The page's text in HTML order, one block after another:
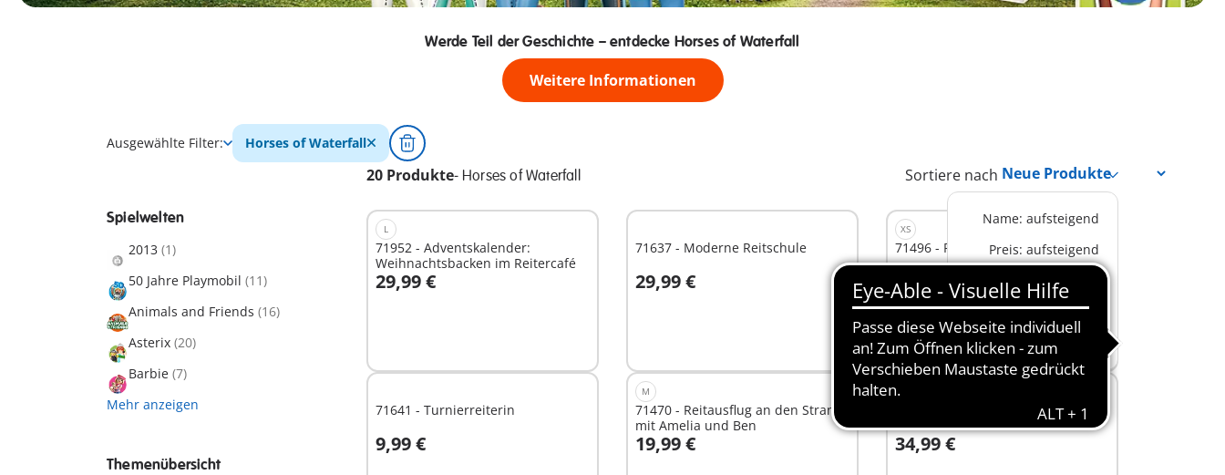
Werde Teil der Geschichte – entdecke Horses of Waterfall
Weitere Informationen
Ausgewählte Filter: Horses of Waterfall
20 Produkte- Horses of Waterfall Sortiere nach
Name: aufsteigend
Preis: aufsteigend
Preis: absteigend
Beliebteste Produkte
Neue Produkte
Spielwelten
2013 (1)
50 Jahre Playmobil (11)
Animals and Friends (16)
Asterix (20)
Barbie (7)
Mehr anzeigen
Themenübersicht
L
71952 - Adventskalender:
Weihnachtsbacken im Reitercafé
29,99 €
In den Warenkorb
71637 - Moderne Reitschule
29,99 €
In den Warenkorb
XS
71496 - Ponykutsche
14,99 €
In den Warenkorb
71641 - Turnierreiterin
9,99 €
In den Warenkorb
M
71470 - Reitausflug an den Strand
mit Amelia und Ben
19,99 €
In den Warenkorb
71638 - Geheimes Clubhaus für
Pferdefans
34,99 €
In den Warenkorb